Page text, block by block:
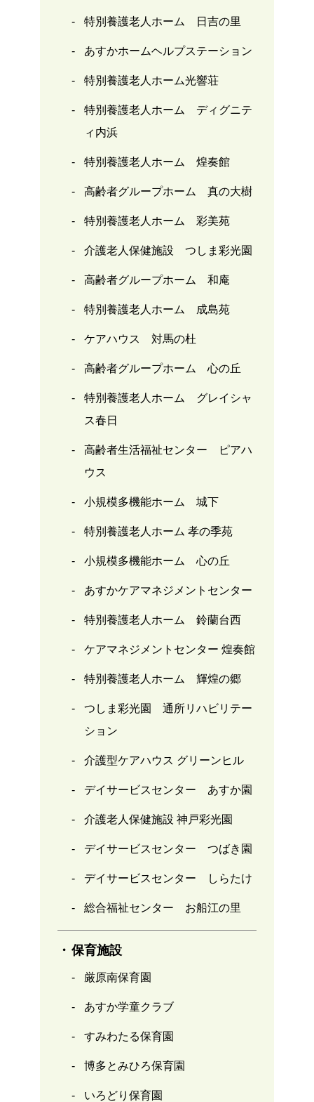
特別養護老人ホーム 日吉の里
あすかホームヘルプステーション
特別養護老人ホーム光響荘
特別養護老人ホーム ディグニテ
ィ内浜
特別養護老人ホーム 煌奏館
高齢者グループホーム 真の大樹
特別養護老人ホーム 彩美苑
介護老人保健施設 つしま彩光園
高齢者グループホーム 和庵
特別養護老人ホーム 成島苑
ケアハウス 対馬の杜
高齢者グループホーム 心の丘
特別養護老人ホーム グレイシャ
ス春日
高齢者生活福祉センター ピアハ
ウス
小規模多機能ホーム 城下
特別養護老人ホーム 孝の季苑
小規模多機能ホーム 心の丘
あすかケアマネジメントセンター
特別養護老人ホーム 鈴蘭台西
ケアマネジメントセンター 煌奏館
特別養護老人ホーム 輝煌の郷
つしま彩光園 通所リハビリテー
ション
介護型ケアハウス グリーンヒル
デイサービスセンター あすか園
介護老人保健施設 神戸彩光園
デイサービスセンター つばき園
デイサービスセンター しらたけ
総合福祉センター お船江の里
保育施設
厳原南保育園
あすか学童クラブ
すみわたる保育園
博多とみひろ保育園
いろどり保育園